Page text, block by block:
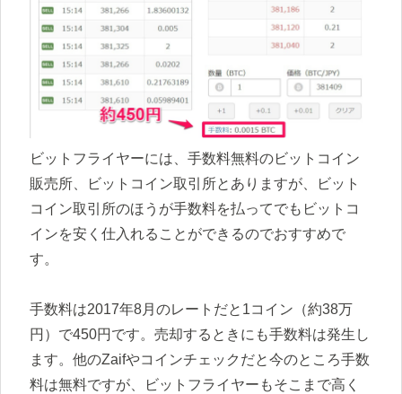
ビットフライヤーには、手数料無料のビットコイン
販売所、ビットコイン取引所とありますが、ビット
コイン取引所のほうが手数料を払ってでもビットコ
インを安く仕入れることができるのでおすすめで
す。
手数料は2017年8月のレートだと1コイン（約38万
円）で450円です。売却するときにも手数料は発生し
ます。他のZaifやコインチェックだと今のところ手数
料は無料ですが、ビットフライヤーもそこまで高く